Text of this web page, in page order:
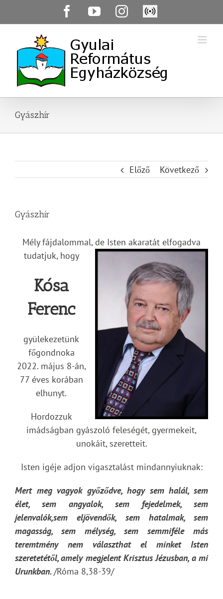
FacebookYouTubeInstagram
Élő
közvetítés
Gyászhír
Előző Következő
Gyászhír
Mély fájdalommal, de Isten akaratát elfogadva
tudatjuk, hogy
Kósa
Ferenc
gyülekezetünk
főgondnoka
2022. május 8-án,
77 éves korában
elhunyt.
Hordozzuk
imádságban gyászoló feleségét, gyermekeit,
unokáit, szeretteit.
Isten igéje adjon vigasztalást mindannyiuknak:
Mert meg vagyok győződve, hogy sem halál, sem
élet, sem angyalok, sem fejedelmek, sem
jelenvalók,sem eljövendők, sem hatalmak, sem
magasság, sem mélység, sem semmiféle más
teremtmény nem választhat el minket Isten
szeretetétől, amely megjelent Krisztus Jézusban, a mi
Urunkban. /Róma 8,38-39/